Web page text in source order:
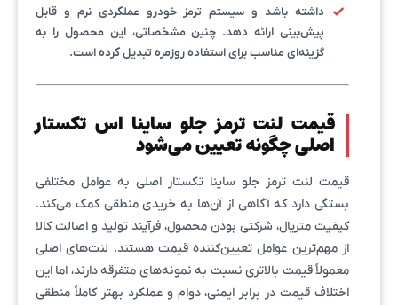
داشته باشد و سیستم ترمز خودرو عملکردی نرم و قابل
پیش‌بینی ارائه دهد. چنین مشخصاتی، این محصول را به
گزینه‌ای مناسب برای استفاده روزمره تبدیل کرده است.
قیمت لنت ترمز جلو ساینا اس تکستار
اصلی چگونه تعیین می‌شود
قیمت لنت ترمز جلو ساینا تکستار اصلی به عوامل مختلفی
بستگی دارد که آگاهی از آن‌ها به خریدی منطقی کمک می‌کند.
کیفیت متریال، شرکتی بودن محصول، فرآیند تولید و اصالت کالا
از مهم‌ترین عوامل تعیین‌کننده قیمت هستند. لنت‌های اصلی
معمولاً قیمت بالاتری نسبت به نمونه‌های متفرقه دارند، اما این
اختلاف قیمت در برابر ایمنی، دوام و عملکرد بهتر کاملاً منطقی